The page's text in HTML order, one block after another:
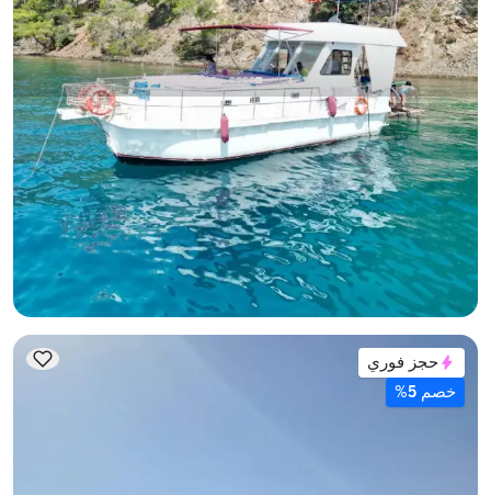
غوجك, Muğla قارب جديد
قارب بطول 12 متر - 3 كابينات - سعة 6 شخص - في غوجك
مع قبطان
قارب
إبحار 10 شخص · 3 كابينة · 12.00m
الأقل
24.000 TL
عرض التوفر والسعر
حجز فوري
خصم 5%